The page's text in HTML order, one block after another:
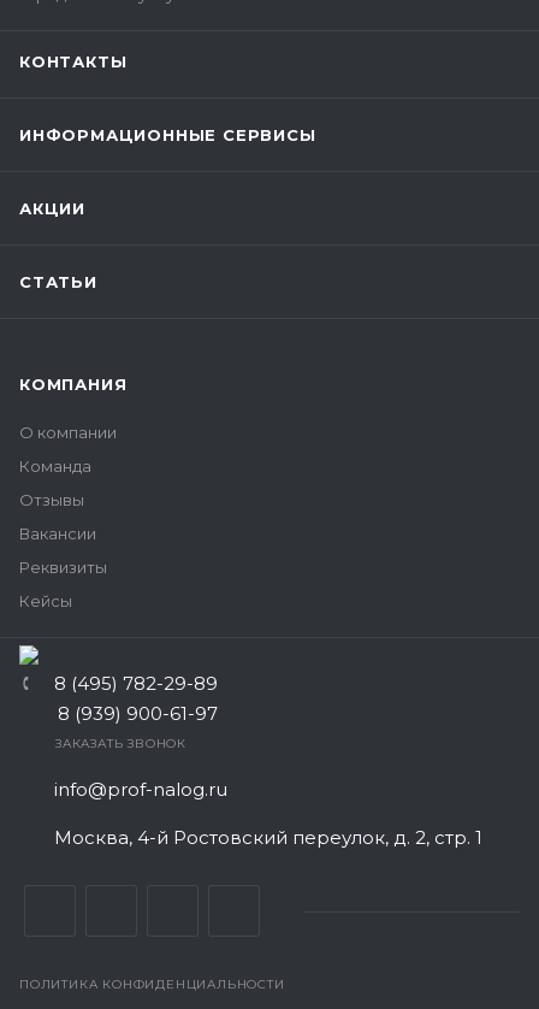
КОНТАКТЫ
ИНФОРМАЦИОННЫЕ СЕРВИСЫ
АКЦИИ
СТАТЬИ
КОМПАНИЯ
О компании
Команда
Отзывы
Вакансии
Реквизиты
Кейсы
8 (495) 782-29-89
8 (939) 900-61-97
ЗАКАЗАТЬ ЗВОНОК
info@prof-nalog.ru
Москва, 4-й Ростовский переулок, д. 2, стр. 1
ПОЛИТИКА КОНФИДЕНЦИАЛЬНОСТИ